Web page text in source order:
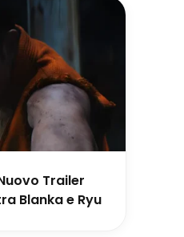
Trailer
Blanka e Ryu